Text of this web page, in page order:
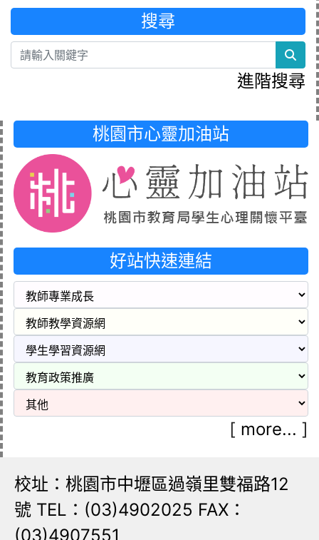
搜尋
進階搜尋
桃園市心靈加油站
好站快速連結
[ more... ]
校址：桃園市中壢區過嶺里雙福路12
號 TEL：(03)4902025 FAX：
(03)4907551